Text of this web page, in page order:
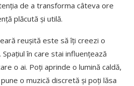
de a transforma câteva ore
plăcută și utilă.
reușită este să îți creezi o
în care stai influențează
o ai. Poți aprinde o lumină caldă,
o muzică discretă și poți lăsa